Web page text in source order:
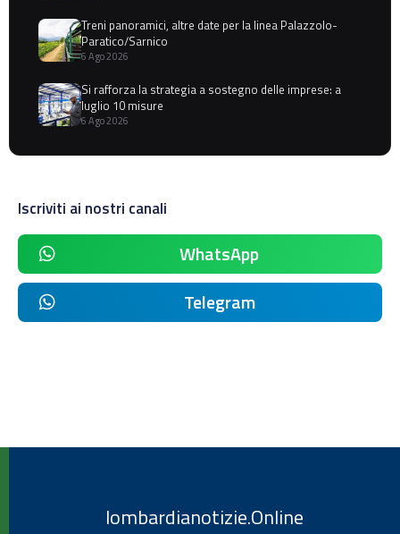
Treni panoramici, altre date per la linea Palazzolo-
Paratico/Sarnico
6 Ago 2026
Si rafforza la strategia a sostegno delle imprese: a
luglio 10 misure
6 Ago 2026
Iscriviti ai nostri canali
WhatsApp
Telegram
lombardianotizie.Online